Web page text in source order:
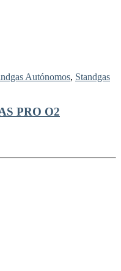
Autónomos, Standgas
PRO O2